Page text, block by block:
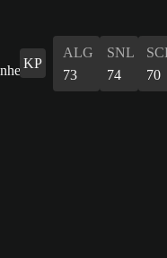
KP
ALG
73
SNL
74
70